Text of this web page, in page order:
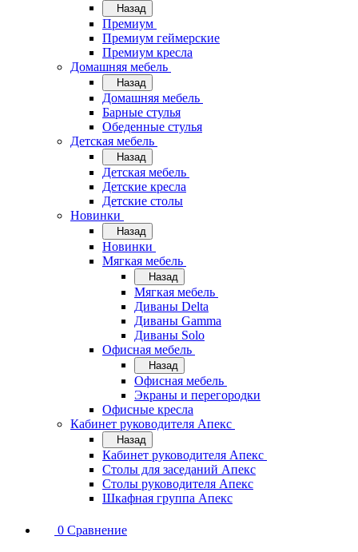
Назад
Премиум
Премиум геймерские
Премиум кресла
Домашняя мебель
Назад
Домашняя мебель
Барные стулья
Обеденные стулья
Детская мебель
Назад
Детская мебель
Детские кресла
Детские столы
Новинки
Назад
Новинки
Мягкая мебель
Назад
Мягкая мебель
Диваны Delta
Диваны Gamma
Диваны Solo
Офисная мебель
Назад
Офисная мебель
Экраны и перегородки
Офисные кресла
Кабинет руководителя Апекс
Назад
Кабинет руководителя Апекс
Столы для заседаний Апекс
Столы руководителя Апекс
Шкафная группа Апекс
0 Сравнение